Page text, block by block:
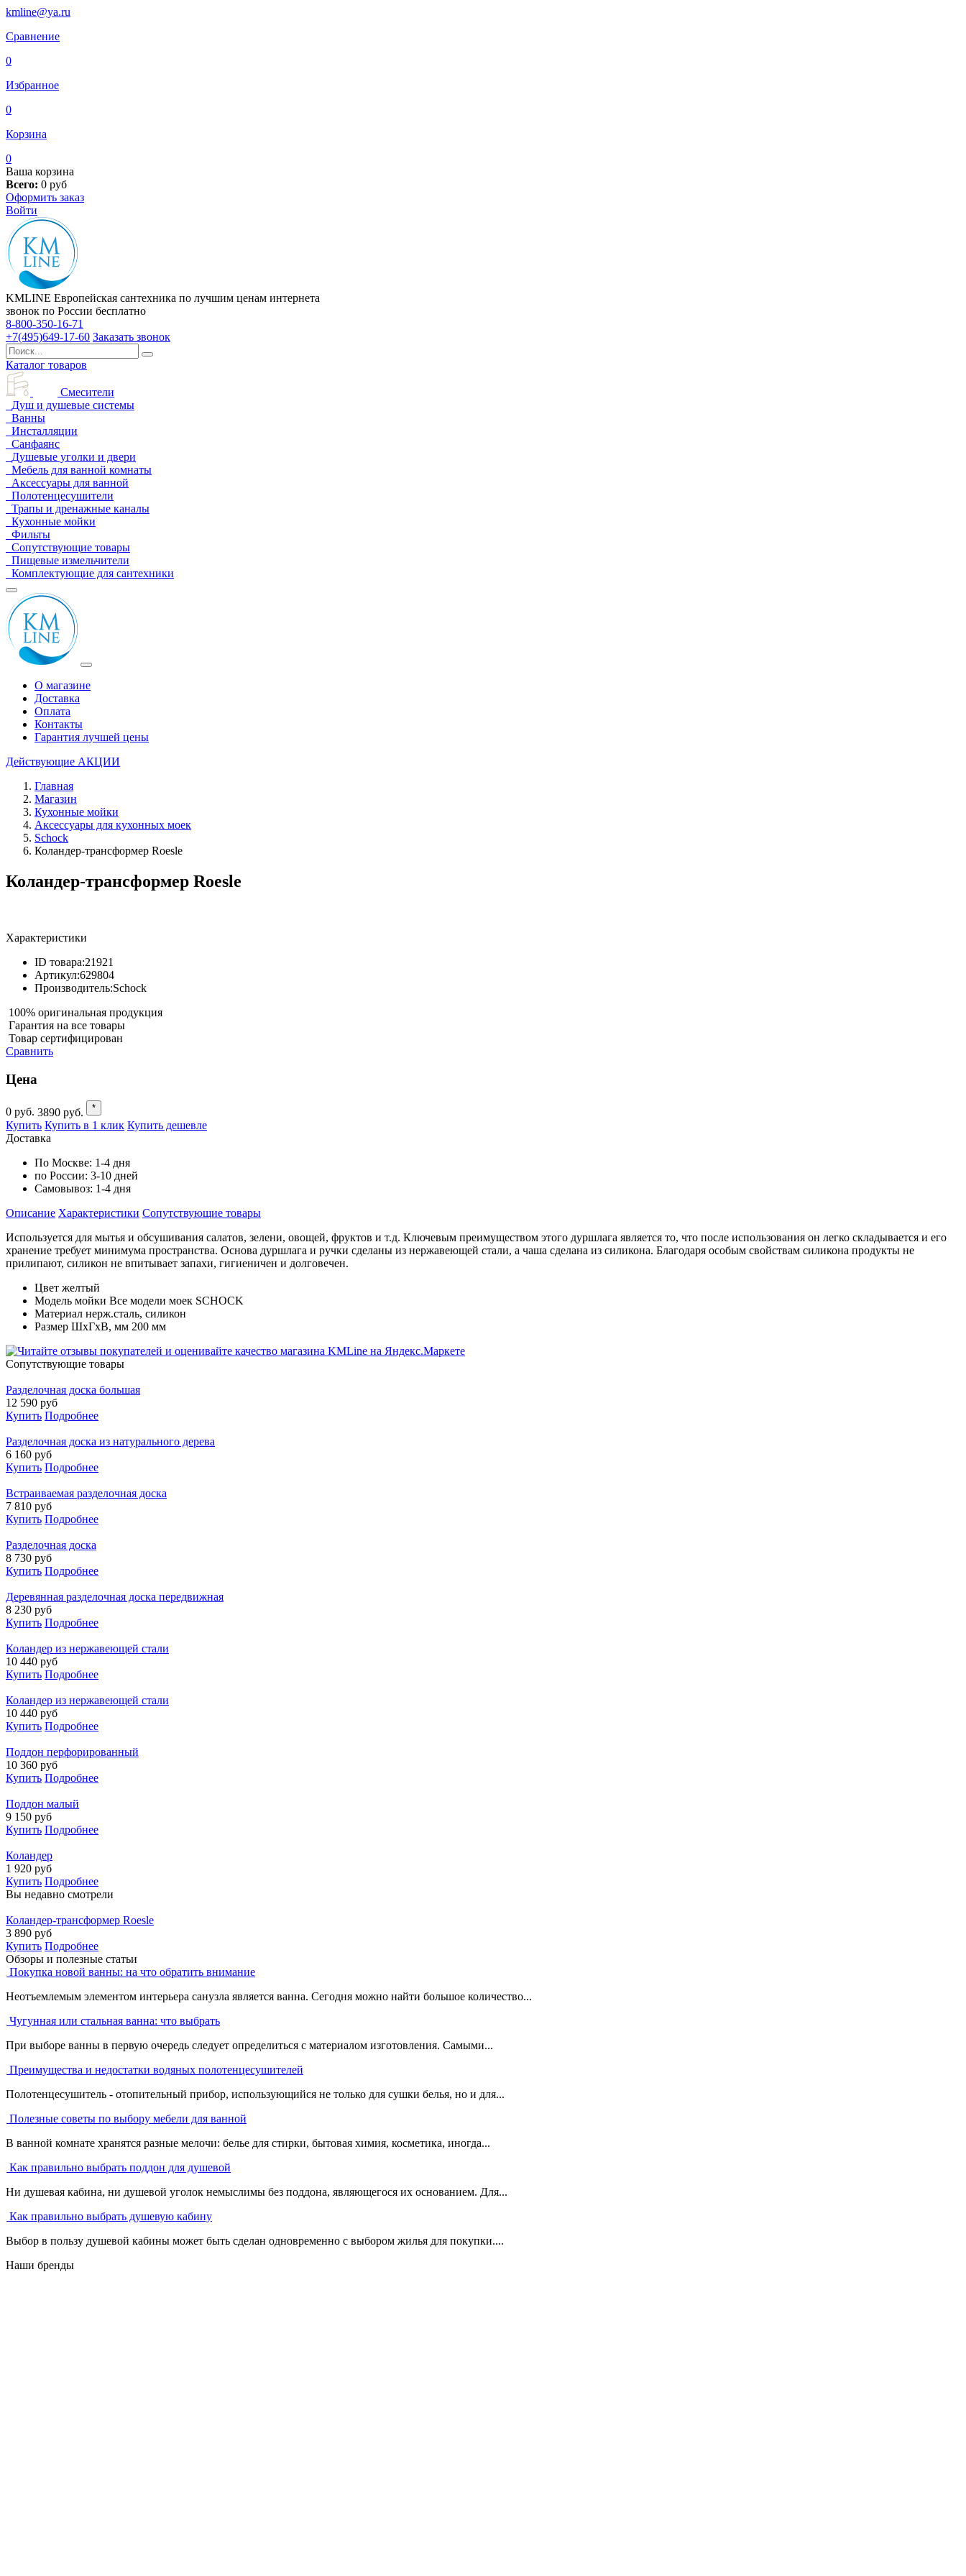
kmline@ya.ru
Сравнение
0
Избранное
0
Корзина
0
Ваша корзина
Всего: 0 руб
Оформить заказ
Войти
KMLINE Европейская сантехника по лучшим ценам интернета
звонок по России бесплатно
8-800-350-16-71
+7(495)649-17-60 Заказать звонок
Каталог товаров
Смесители
Душ и душевые системы
Ванны
Инсталляции
Санфаянс
Душевые уголки и двери
Мебель для ванной комнаты
Аксессуары для ванной
Полотенцесушители
Трапы и дренажные каналы
Кухонные мойки
Фильты
Сопутствующие товары
Пищевые измельчители
Комплектующие для сантехники
О магазине
Доставка
Оплата
Контакты
Гарантия лучшей цены
Действующие АКЦИИ
Главная
Магазин
Кухонные мойки
Аксессуары для кухонных моек
Schock
Коландер-трансформер Roesle
Коландер-трансформер Roesle
Характеристики
ID товара:21921
Артикул:629804
Производитель:Schock
100% оригинальная продукция
Гарантия на все товары
Товар сертифицирован
Сравнить
Цена
0 руб. 3890 руб. *
Купить Купить в 1 клик Купить дешевле
Доставка
По Москве: 1-4 дня
по России: 3-10 дней
Самовывоз: 1-4 дня
Описание Характеристики Cопутствующие товары
Используется для мытья и обсушивания салатов, зелени, овощей, фруктов и т.д. Ключевым преимуществом этого дуршлага является то, что после использования он легко складывается и его
хранение требует минимума пространства. Основа дуршлага и ручки сделаны из нержавеющей стали, а чаша сделана из силикона. Благодаря особым свойствам силикона продукты не
прилипают, силикон не впитывает запахи, гигиеничен и долговечен.
Цвет желтый
Модель мойки Все модели моек SCHOCK
Материал нерж.сталь, силикон
Размер ШхГхВ, мм 200 мм
Cопутствующие товары
Разделочная доска большая
12 590 руб
Купить Подробнее
Разделочная доска из натурального дерева
6 160 руб
Купить Подробнее
Встраиваемая разделочная доска
7 810 руб
Купить Подробнее
Разделочная доска
8 730 руб
Купить Подробнее
Деревянная разделочная доска передвижная
8 230 руб
Купить Подробнее
Коландер из нержавеющей стали
10 440 руб
Купить Подробнее
Коландер из нержавеющей стали
10 440 руб
Купить Подробнее
Поддон перфорированный
10 360 руб
Купить Подробнее
Поддон малый
9 150 руб
Купить Подробнее
Коландер
1 920 руб
Купить Подробнее
Вы недавно смотрели
Коландер-трансформер Roesle
3 890 руб
Купить Подробнее
Обзоры и полезные статьи
Покупка новой ванны: на что обратить внимание
Неотъемлемым элементом интерьера санузла является ванна. Сегодня можно найти большое количество...
Чугунная или стальная ванна: что выбрать
При выборе ванны в первую очередь следует определиться с материалом изготовления. Самыми...
Преимущества и недостатки водяных полотенцесушителей
Полотенцесушитель - отопительный прибор, использующийся не только для сушки белья, но и для...
Полезные советы по выбору мебели для ванной
В ванной комнате хранятся разные мелочи: белье для стирки, бытовая химия, косметика, иногда...
Как правильно выбрать поддон для душевой
Ни душевая кабина, ни душевой уголок немыслимы без поддона, являющегося их основанием. Для...
Как правильно выбрать душевую кабину
Выбор в пользу душевой кабины может быть сделан одновременно с выбором жилья для покупки....
Наши бренды